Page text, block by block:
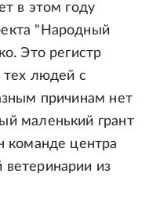
в этом году
"Народный
Это регистр
тех людей с
причинам нет
маленький грант
команде центра
ветеринарии из